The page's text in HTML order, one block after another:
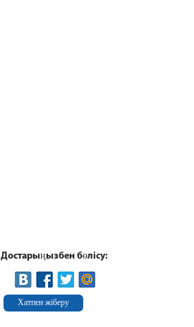
Достарыңызбен бөлісу:
Хатпен жіберу